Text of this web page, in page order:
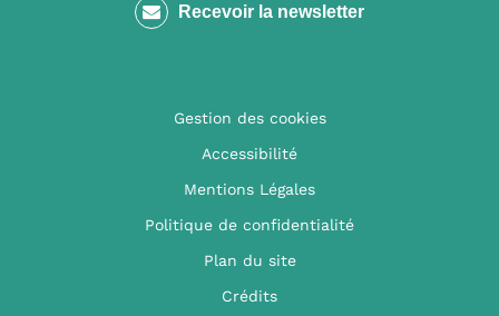
Facebook
Instagram
Youtube
Recevoir la newsletter
Gestion des cookies
Accessibilité
Mentions Légales
Politique de confidentialité
Plan du site
Crédits